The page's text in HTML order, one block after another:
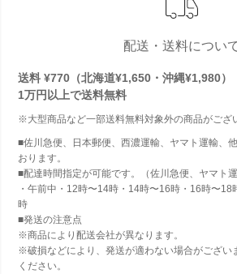
配送・送料につい
送料 ¥770（北海道¥1,650・沖縄¥1,980）
1万円以上で送料無料
※大型商品など一部送料無料対象外の商品がござ
■佐川急便、日本郵便、西濃運輸、ヤマト運輸、
おります。
■配達時間指定が可能です。（佐川急便、ヤマト運
・午前中・12時〜14時・14時〜16時・16時〜18
時
■発送の注意点
※商品により配送会社が異なります。
※破損などにより、発送が適わない場合がござい
ください。